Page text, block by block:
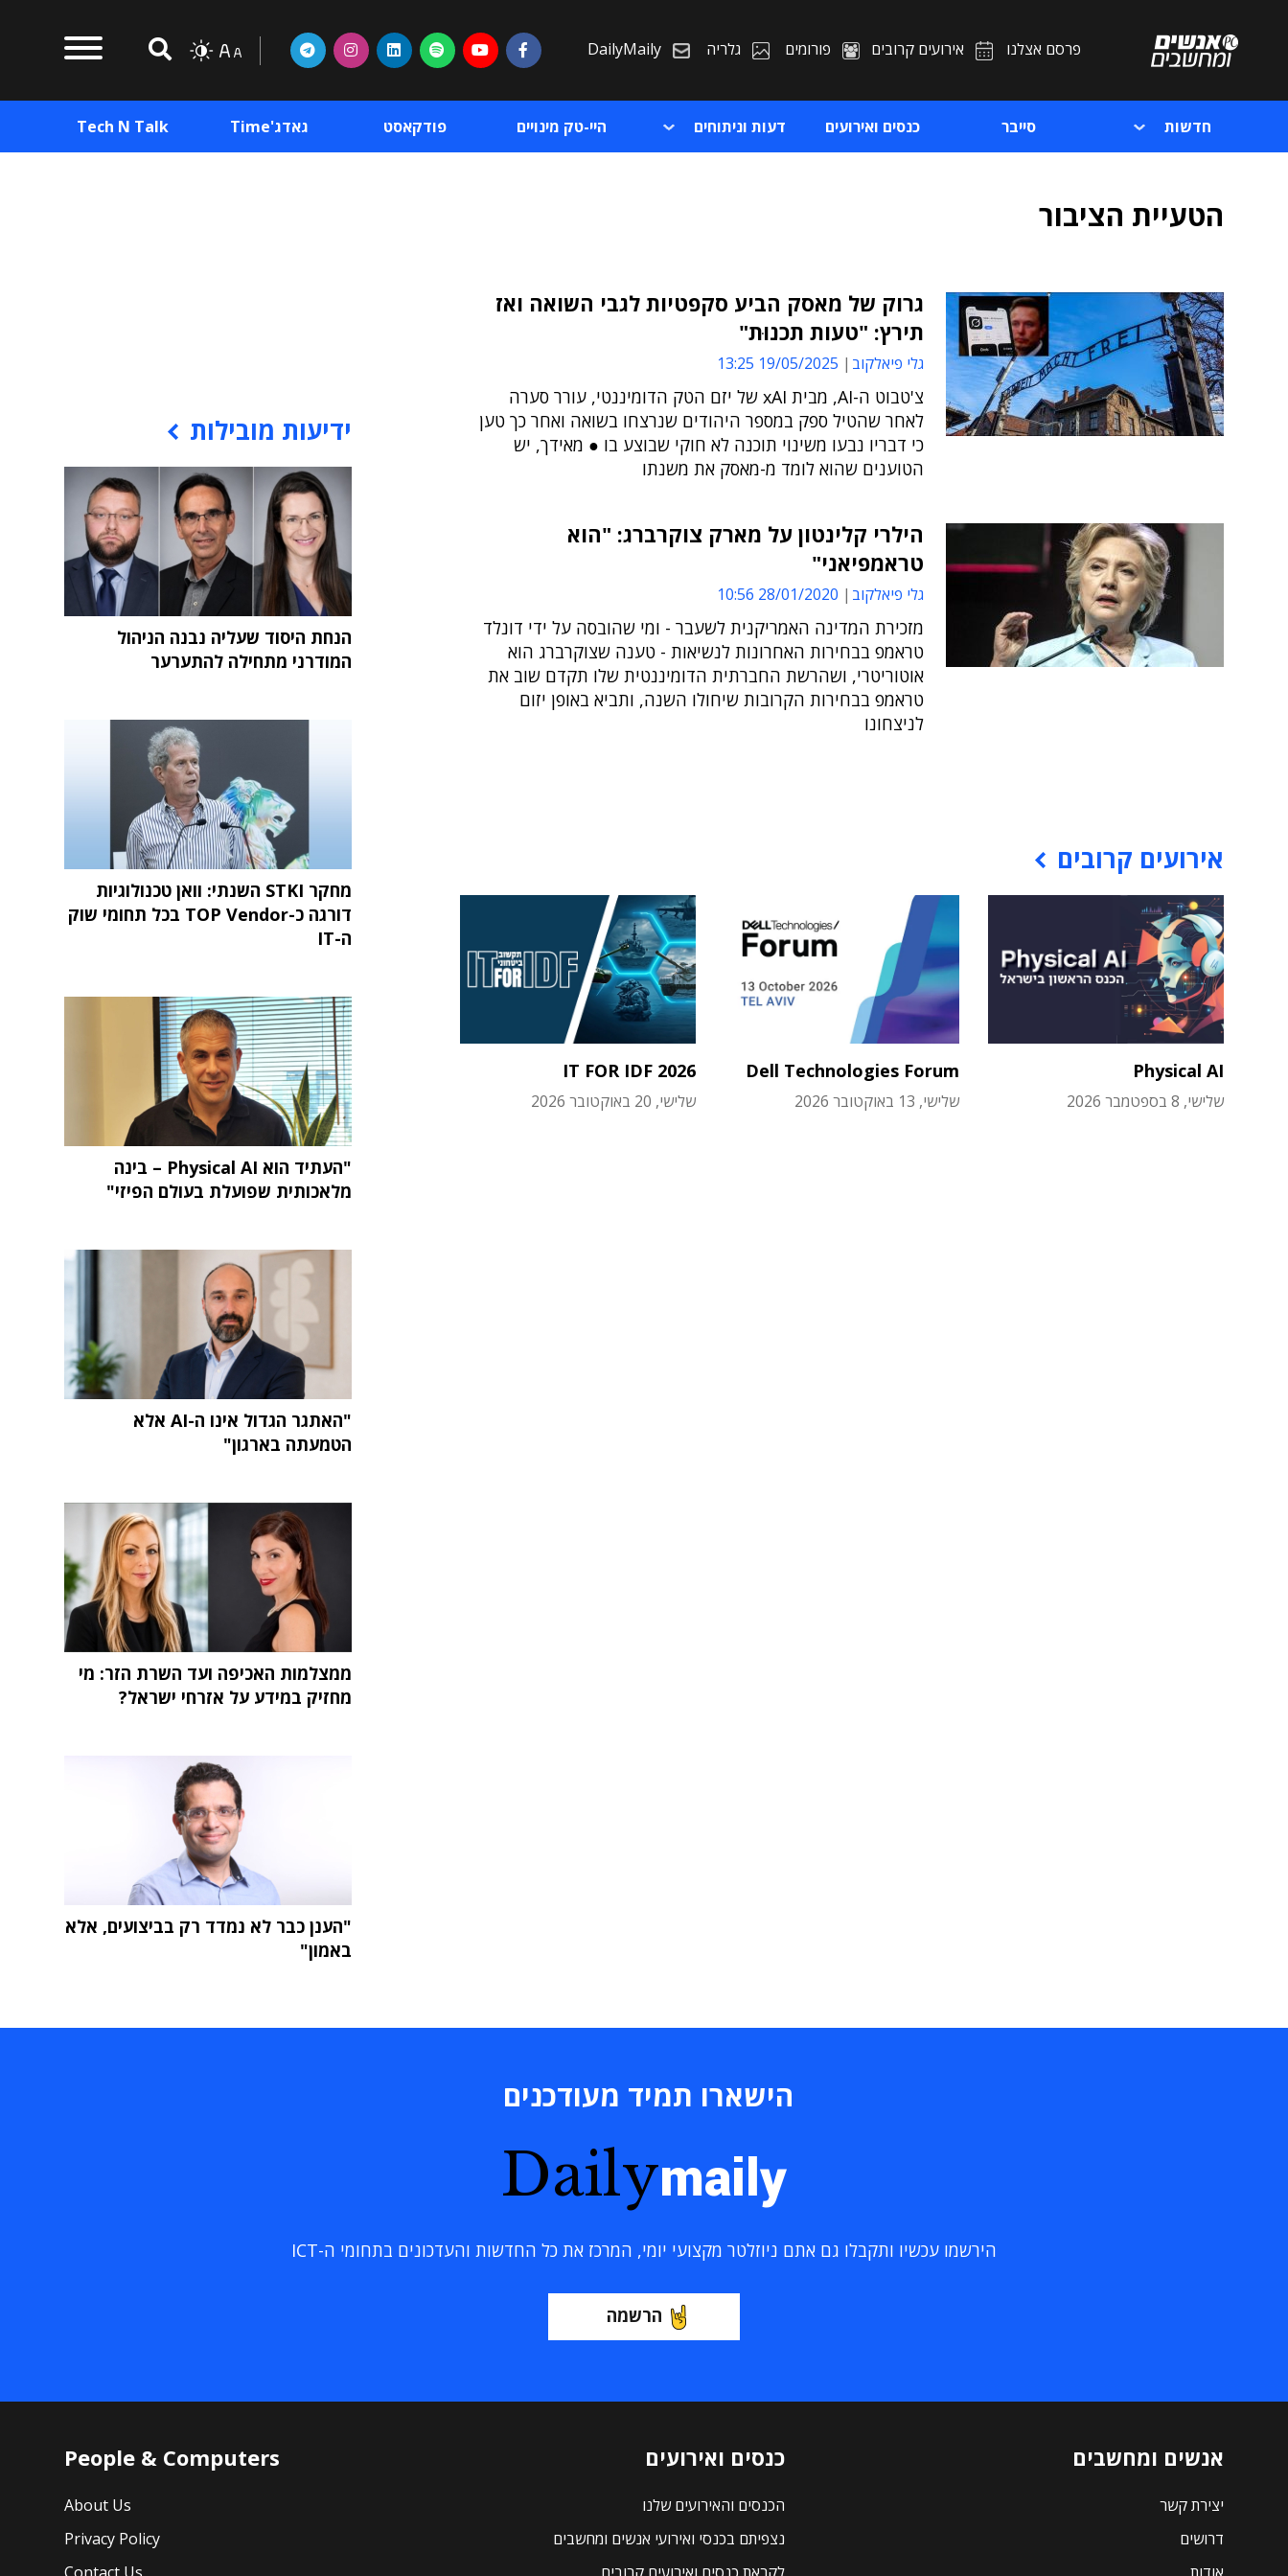
פרסם אצלנו אירועים קרובים פורומים גלריה DailyMaily
חדשות סייבר כנסים ואירועים דעות וניתוחים היי-טק מינויים פודקאסט גאדג'Time Tech N Talk
הטעיית הציבור
גרוק של מאסק הביע סקפטיות לגבי השואה ואז
תירץ: "טעות תכנוּת"
גלי פיאלקוב 19/05/2025 13:25
צ'טבוט ה-AI, מבית xAI של יזם הטק הדומיננטי, עורר סערה
לאחר שהטיל ספק במספר היהודים שנרצחו בשואה ואחר כך טען
כי דבריו נבעו משינוי תוכנה לא חוקי שבוצע בו ● מאידך, יש
הטוענים שהוא לומד מ-מאסק את משנתו
הילרי קלינטון על מארק צוקרברג: "הוא
טראמפיאני"
גלי פיאלקוב 28/01/2020 10:56
מזכירת המדינה האמריקנית לשעבר - ומי שהובסה על ידי דונלד
טראמפ בבחירות האחרונות לנשיאות - טענה שצוקרברג הוא
אוטוריטרי, ושהרשת החברתית הדומיננטית שלו תקדם שוב את
טראמפ בבחירות הקרובות שיחולו השנה, ותביא באופן יזום
לניצחונו
אירועים קרובים
Physical AI
שלישי, 8 בספטמבר 2026
Dell Technologies Forum
שלישי, 13 באוקטובר 2026
IT FOR IDF 2026
שלישי, 20 באוקטובר 2026
ידיעות מובילות
הנחת היסוד שעליה נבנה הניהול
המודרני מתחילה להתערער
מחקר STKI השנתי: וואן טכנולוגיות
דורגה כ-TOP Vendor בכל תחומי שוק
ה-IT
"העתיד הוא Physical AI – בינה
מלאכותית שפועלת בעולם הפיזי"
"האתגר הגדול אינו ה-AI אלא
הטמעתה בארגון"
ממצלמות האכיפה ועד השרת הזר: מי
מחזיק במידע על אזרחי ישראל?
"הענן כבר לא נמדד רק בביצועים, אלא
באמון"
הישארו תמיד מעודכנים
Dailymaily
הירשמו עכשיו ותקבלו גם אתם ניוזלטר מקצועי יומי, המרכז את כל החדשות והעדכונים בתחומי ה-ICT
הרשמה
אנשים ומחשבים
יצירת קשר
דרושים
כנסים ואירועים
הכנסים והאירועים שלנו
נצפיתם בכנסי ואירועי אנשים ומחשבים
People & Computers
About Us
Privacy Policy